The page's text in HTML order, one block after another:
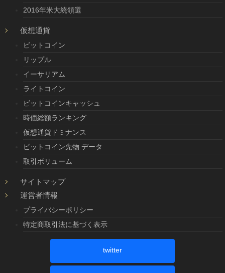
2016年米大統領選
仮想通貨
ビットコイン
リップル
イーサリアム
ライトコイン
ビットコインキャッシュ
時価総額ランキング
仮想通貨ドミナンス
ビットコイン先物 データ
取引ボリューム
サイトマップ
運営者情報
プライバシーポリシー
特定商取引法に基づく表示
twitter